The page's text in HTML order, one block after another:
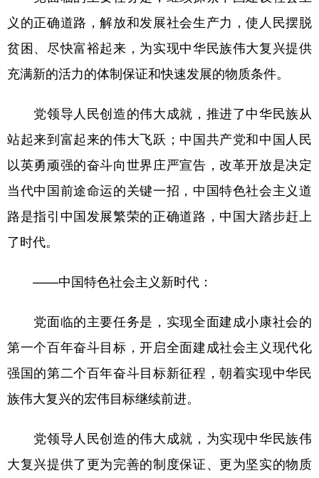
义的正确道路，解放和发展社会生产力，使人民摆脱
贫困、尽快富裕起来，为实现中华民族伟大复兴提供
充满新的活力的体制保证和快速发展的物质条件。
党领导人民创造的伟大成就，推进了中华民族从
站起来到富起来的伟大飞跃；中国共产党和中国人民
以英勇顽强的奋斗向世界庄严宣告，改革开放是决定
当代中国前途命运的关键一招，中国特色社会主义道
路是指引中国发展繁荣的正确道路，中国大踏步赶上
了时代。
——中国特色社会主义新时代：
党面临的主要任务是，实现全面建成小康社会的
第一个百年奋斗目标，开启全面建成社会主义现代化
强国的第二个百年奋斗目标新征程，朝着实现中华民
族伟大复兴的宏伟目标继续前进。
党领导人民创造的伟大成就，为实现中华民族伟
大复兴提供了更为完善的制度保证、更为坚实的物质